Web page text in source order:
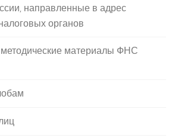
направленные в адрес
органов
материалы ФНС